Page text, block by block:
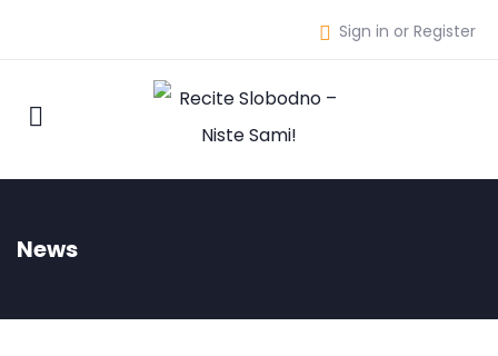
Sign in or Register
News